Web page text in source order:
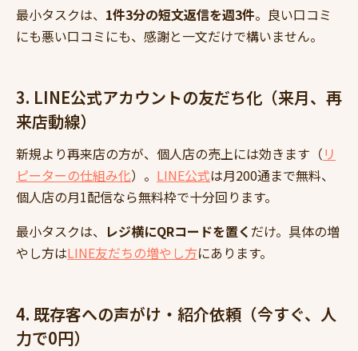
最小タスクは、 1件3分の短文返信を週3件。良い口コミ
にも悪い口コミにも、感謝と一文だけで構いません。
3. LINE公式アカウントの友だち化（来月、再
来店動線）
新規より再来店の方が、個人店の売上には効きます（リ
ピーターの仕組み化）。 LINE公式は月200通まで無料、
個人店の月1配信なら無料枠で十分回ります。
最小タスクは、 レジ横にQRコードを置く だけ。具体の増
やし方はLINE友だちの増やし方にあります。
4. 既存客への声がけ・紹介依頼（今すぐ、人
力で0円）